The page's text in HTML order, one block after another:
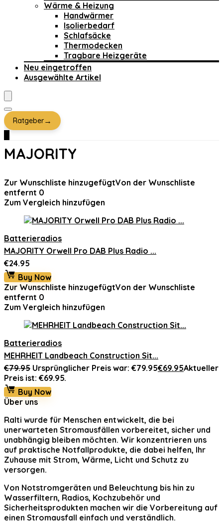
Wärme & Heizung
Handwärmer
Isolierbedarf
Schlafsäcke
Thermodecken
Tragbare Heizgeräte
Neu eingetroffen
Ausgewählte Artikel
Ratgeber→
MAJORITY
Zur Wunschliste hinzugefügtVon der Wunschliste
entfernt 0
Zum Vergleich hinzufügen
Batterieradios
MAJORITY Orwell Pro DAB Plus Radio ...
€24.95
Buy Now
Zur Wunschliste hinzugefügtVon der Wunschliste
entfernt 0
Zum Vergleich hinzufügen
Batterieradios
MEHRHEIT Landbeach Construction Sit...
€79.95 Ursprünglicher Preis war: €79.95€69.95Aktueller
Preis ist: €69.95.
Buy Now
Über uns
Ralti wurde für Menschen entwickelt, die bei
unerwarteten Stromausfällen vorbereitet, sicher und
unabhängig bleiben möchten. Wir konzentrieren uns
auf praktische Notfallprodukte, die dabei helfen, Ihr
Zuhause mit Strom, Wärme, Licht und Schutz zu
versorgen.
Von Notstromgeräten und Beleuchtung bis hin zu
Wasserfiltern, Radios, Kochzubehör und
Sicherheitsprodukten machen wir die Vorbereitung auf
einen Stromausfall einfach und verständlich.